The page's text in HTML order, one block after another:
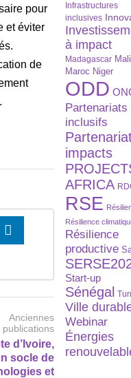
pour
et éviter
de
Anciennes
publications
d’Ivoire,
socle de
et
Infrastructures
inclusives
à impact
Madagascar Mali
Maroc Niger
ODD
Partenariats
inclusifs
impacts
AFRICA
RSE
Résilience
Résilience
productive
Start-up
Sénégal
Ville
Webinar
Énergies